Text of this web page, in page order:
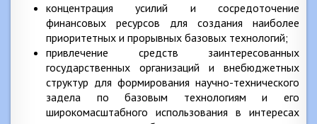
концентрация усилий и сосредоточение
финансовых ресурсов для создания наиболее
приоритетных и прорывных базовых технологий;
привлечение средств заинтересованных
государственных организаций и внебюджетных
структур для формирования научно-технического
задела по базовым технологиям и его
широкомасштабного использования в интересах